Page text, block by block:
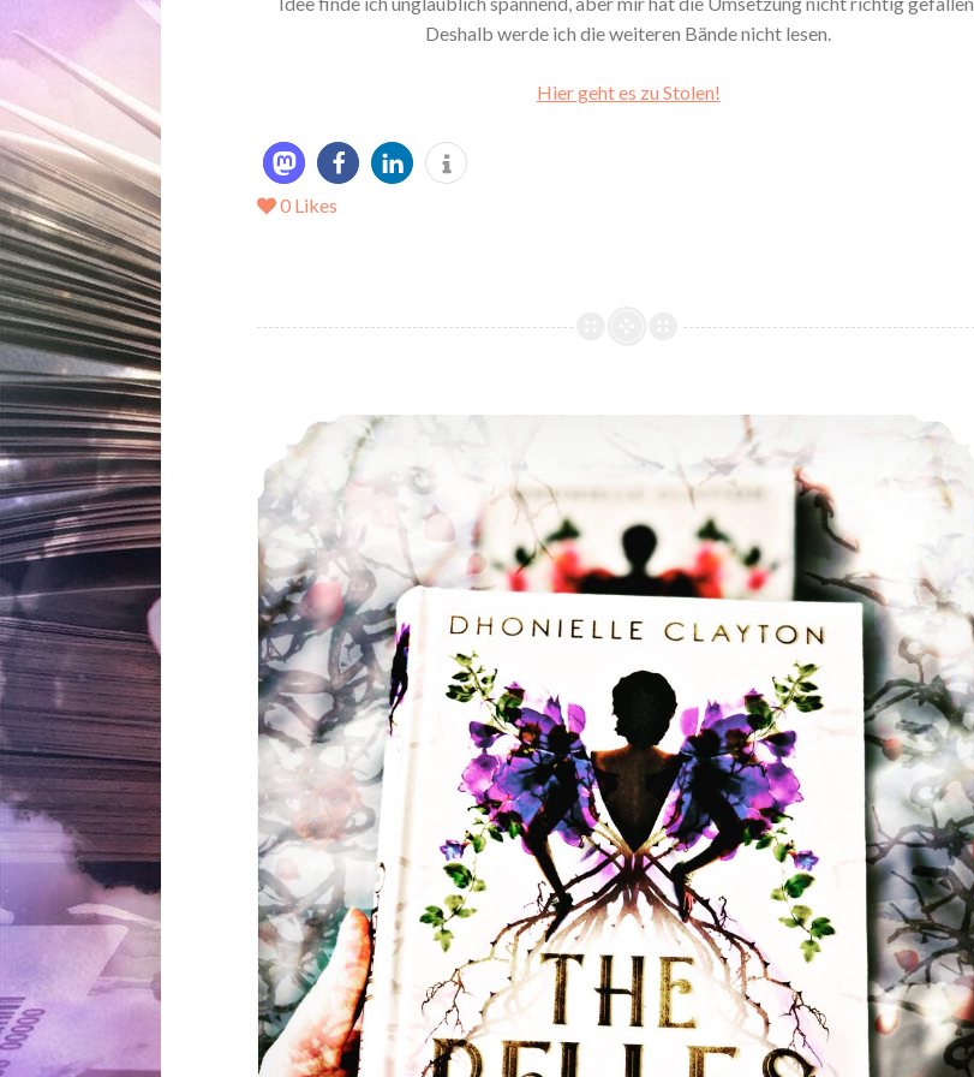
Deshalb werde ich die weiteren Bände nicht lesen.
Hier geht es zu Stolen!
0 Likes